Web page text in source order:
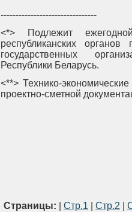
--------------------------------
<*> Подлежит
республиканских
государственных
Республики Беларусь.
<**> Технико-
проектно-сметной
Страницы: Стр.1 Стр.2